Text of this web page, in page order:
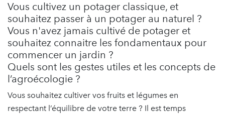
Vous cultivez un potager classique, et
souhaitez passer à un potager au naturel ?
Vous n'avez jamais cultivé de potager et
souhaitez connaitre les fondamentaux pour
commencer un jardin ?
Quels sont les gestes utiles et les concepts de
l’agroécologie ?
Vous souhaitez cultiver vos fruits et légumes en
respectant l’équilibre de votre terre ? Il est temps